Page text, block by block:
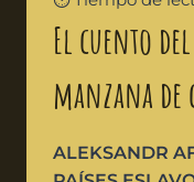
El cuento
manzana
ALEKSANDR